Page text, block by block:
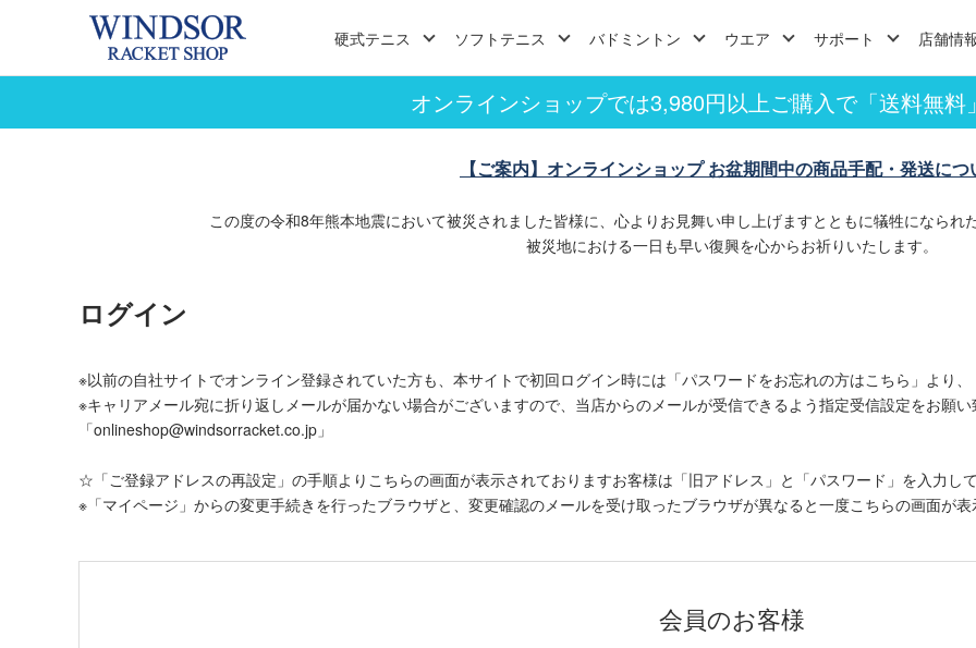
硬式テニス ソフトテニス バドミントン ウエア サポート 店舗情
オンラインショップでは3,980円以上ご購入で「送料無料
【ご案内】オンラインショップ お盆期間中の商品手配・発送につ
この度の令和8年熊本地震において被災されました皆様に、心よりお見舞い申し上げますとともに犠牲になられ
被災地における一日も早い復興を心からお祈りいたします。
ログイン
※以前の自社サイトでオンライン登録されていた方も、本サイトで初回ログイン時には「パスワードをお忘れの方はこちら」より
※キャリアメール宛に折り返しメールが届かない場合がございますので、当店からのメールが受信できるよう指定受信設定をお願
「onlineshop@windsorracket.co.jp」
☆「ご登録アドレスの再設定」の手順よりこちらの画面が表示されておりますお客様は「旧アドレス」と「パスワード」を入力し
※「マイページ」からの変更手続きを行ったブラウザと、変更確認のメールを受け取ったブラウザが異なると一度こちらの画面が
会員のお客様